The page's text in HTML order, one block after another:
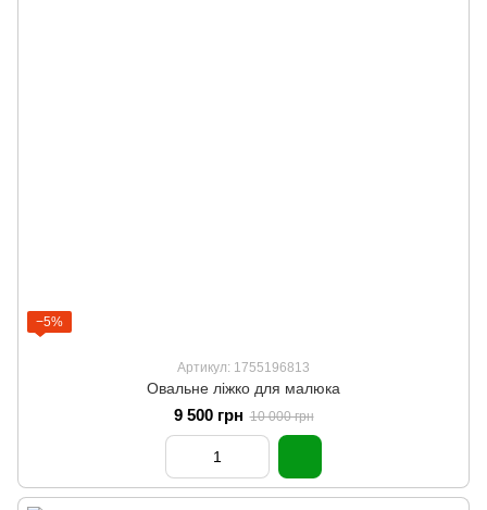
−5%
Артикул: 1755196813
Овальне ліжко для малюка
9 500 грн 10 000 грн